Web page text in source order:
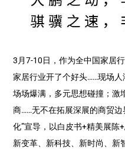
3月7-10日，作为全中国家居
家居行业开了个好头……现场
场场爆满，多元思想碰撞；激
商……无不在拓展深展的商贸
化”宣导，以白皮书+精美展陈
新变革、新科技、新时尚、